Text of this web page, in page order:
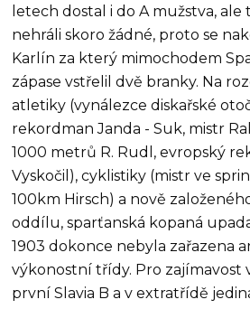
letech dostal i do A mužstva, ale
nehráli skoro žádné, proto se
Karlín za který mimochodem
zápase vstřelil dvě branky. Na
atletiky (vynálezce diskařské
rekordman Janda - Suk, mistr
1000 metrů R. Rudl, evropský
Vyskočil), cyklistiky (mistr ve
100km Hirsch) a nově
oddílu, sparťanská kopaná
1903 dokonce nebyla zařazena
výkonostní třídy. Pro zajímavost
první Slavia B a v extratřídě